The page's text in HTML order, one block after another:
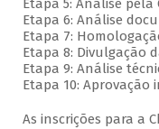
Etapa 5: Análise pela
Etapa 6: Análise
Etapa 7:
Etapa 8: Divulgação
Etapa 9: Análise
Etapa 10: Aprovação
As inscrições para a